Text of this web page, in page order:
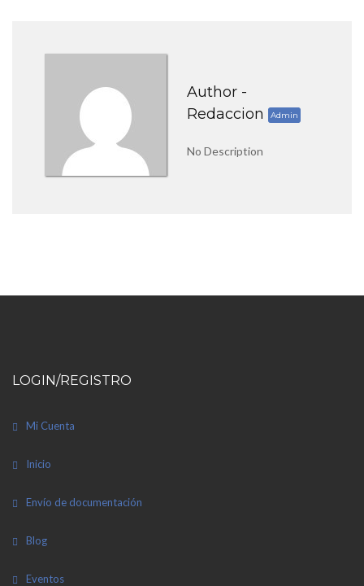
Author -
Redaccion
Admin
No Description
LOGIN/REGISTRO
Mi Cuenta
Inicio
Envío de documentación
Blog
Eventos